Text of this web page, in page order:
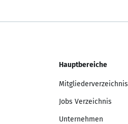
Hauptbereiche
Mitgliederverzeichnis
Jobs Verzeichnis
Unternehmen